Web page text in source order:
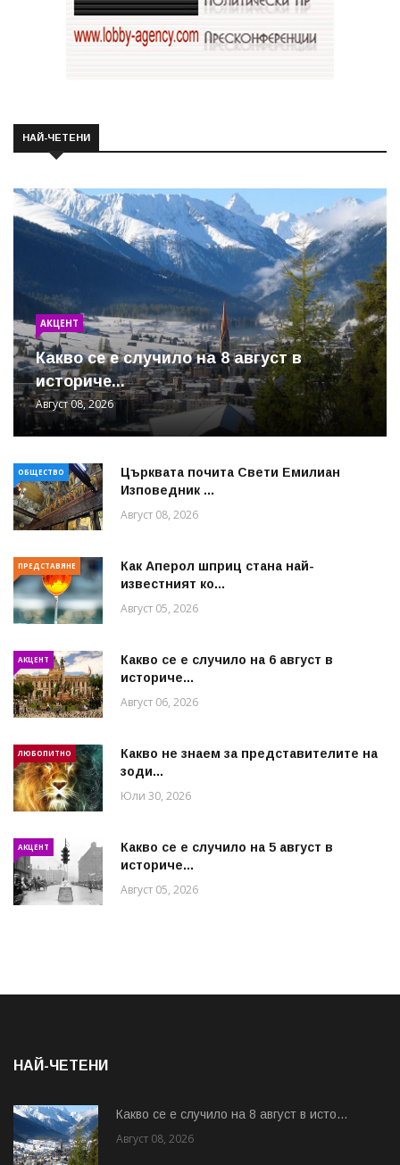
НАЙ-ЧЕТЕНИ
АКЦЕНТ
Какво се е случило на 8 август в
историче...
Август 08, 2026
ОБЩЕСТВО
Църквата почита Свeти Емилиан
Изповедник ...
Август 08, 2026
ПРЕДСТАВЯНЕ
Как Аперол шприц стана най-
известният ко...
Август 05, 2026
АКЦЕНТ
Какво се е случило на 6 август в
историче...
Август 06, 2026
ЛЮБОПИТНО
Какво не знаем за представителите на
зоди...
Юли 30, 2026
АКЦЕНТ
Какво се е случило на 5 август в
историче...
Август 05, 2026
НАЙ-ЧЕТЕНИ
Какво се е случило на 8 август в исто...
Август 08, 2026